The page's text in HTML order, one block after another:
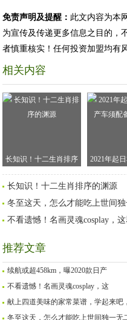
免责声明及提醒： 此文内容为本
为宣传及传递更多信息之目的，
者慎重核实！任何投资加盟均有
相关内容
长知识！十二生肖排序
的渊源
2021年起
车须配
长知识！十二生肖排序的渊源
冬至这天，怎么才能吃上世间
不看遗憾！名画灵魂cosplay，
推荐文章
续航或超458km，曝2020款日产
不看遗憾！名画灵魂cosplay，这
献上四道美味的家常菜谱，学起来吧
冬至这天，怎么才能吃上世间独一无